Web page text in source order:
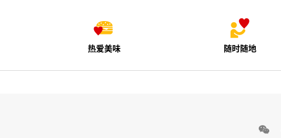
热爱美味 随时随地
